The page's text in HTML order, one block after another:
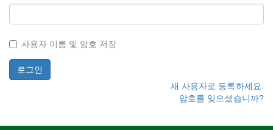
사용자 이름 및 암호 저장
새 사용자로 등록하세요.
암호를 잊으셨습니까?